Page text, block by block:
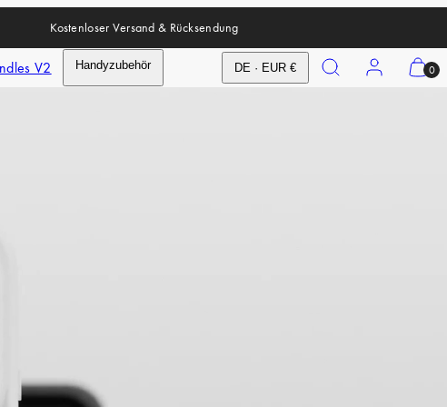
Kostenloser Versand & Rücksendung
V2 Handyzubehör DE · EUR € Suchen Konto
Meinen
0